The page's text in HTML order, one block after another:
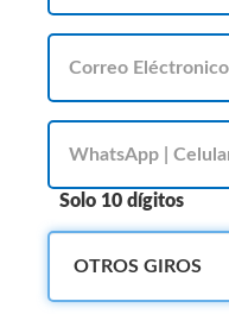
Solo 10 dígitos